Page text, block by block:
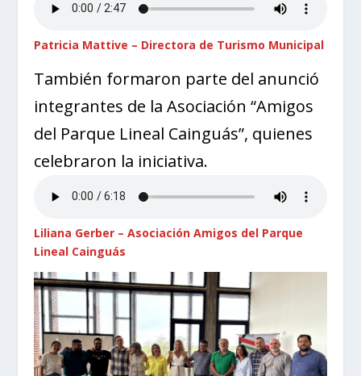
Patricia Mattive – Directora de Turismo Municipal
También formaron parte del anunció
integrantes de la Asociación “Amigos
del Parque Lineal Cainguás”, quienes
celebraron la iniciativa.
Liliana Gerber – Asociación Amigos del Parque
Lineal Cainguás